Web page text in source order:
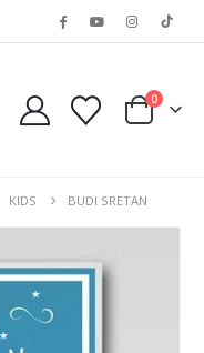
0
KIDS BUDI SRETAN